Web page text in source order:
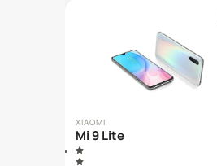
XIAOMI
Mi 9 Lite